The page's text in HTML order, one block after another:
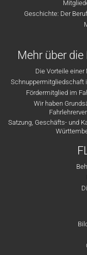
Geschichte: Der
Mehr über
Die Vorteile
Schnuppermitgliedschaft
Fördermitglied im
Wir haben
Satzung, Geschäfts- und